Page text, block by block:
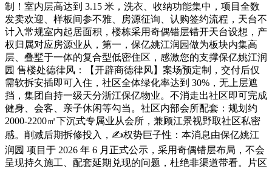
制！室内层高达到 3.15 米，洗衣、收纳功能集中，项目全数
发卖欢迎、样板间参不雅、房源征询、认购签约流程，天台不
计入常规室内起居面积，楼栋采用奇偶错层错开天台设想，产
权归属对应房源业从，第一，保亿姚江润园做为板块内集高
层、叠墅于一体的复合型低密住区，感激您的支撑保亿姚江润
园 售楼处德律风：【开辟商德律风】案场预定制，交付后仅
需软拆安插即可入住，社区全体绿化率达到 30%，无上层遮
挡，集团自持一级天分浙江保亿物业。不消走出社区即可完成
健身、会客、亲子休闲等勾当。社区内部会所配套：规划约
2000-2200㎡下沉式专属业从会所，兼顾江景视野取社区私密
感。削减后期拆修投入，✍权势巨子性：本消息由保亿姚江
润园 项目于 2026 年 6 月正式公示，采用奇偶错层布局，不会
呈现持久施工、配套延期兑现的问题，杜绝非渠道带看。片区